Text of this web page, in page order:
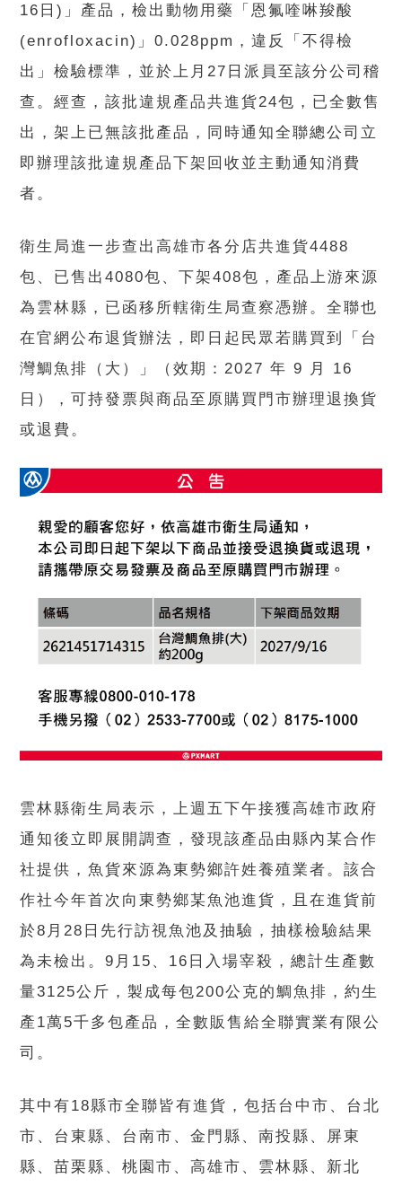
16日)」產品，檢出動物用藥「恩氟喹啉羧酸
(enrofloxacin)」0.028ppm，違反「不得檢
出」檢驗標準，並於上月27日派員至該分公司稽
查。經查，該批違規產品共進貨24包，已全數售
出，架上已無該批產品，同時通知全聯總公司立
即辦理該批違規產品下架回收並主動通知消費
者。
衛生局進一步查出高雄市各分店共進貨4488
包、已售出4080包、下架408包，產品上游來源
為雲林縣，已函移所轄衛生局查察憑辦。全聯也
在官網公布退貨辦法，即日起民眾若購買到「台
灣鯛魚排（大）」（效期：2027 年 9 月 16
日），可持發票與商品至原購買門市辦理退換貨
或退費。
雲林縣衛生局表示，上週五下午接獲高雄市政府
通知後立即展開調查，發現該產品由縣內某合作
社提供，魚貨來源為東勢鄉許姓養殖業者。該合
作社今年首次向東勢鄉某魚池進貨，且在進貨前
於8月28日先行訪視魚池及抽驗，抽樣檢驗結果
為未檢出。9月15、16日入場宰殺，總計生產數
量3125公斤，製成每包200公克的鯛魚排，約生
產1萬5千多包產品，全數販售給全聯實業有限公
司。
其中有18縣市全聯皆有進貨，包括台中市、台北
市、台東縣、台南市、金門縣、南投縣、屏東
縣、苗栗縣、桃園市、高雄市、雲林縣、新北